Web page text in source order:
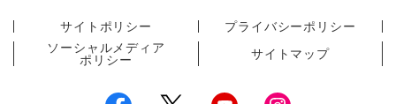
サイトポリシー
プライバシーポリシー
ソーシャルメディア
ポリシー
サイトマップ